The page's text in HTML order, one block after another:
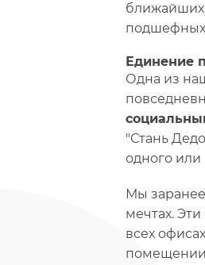
ближайших
Единение
Одна из
"Стань
одного
Мы
мечтах.
всех